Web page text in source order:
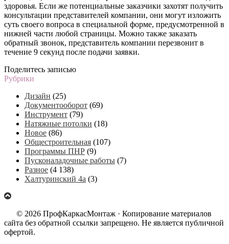
здоровья. Если же потенциальные заказчики захотят получить
консультации представителей компании, они могут изложить
суть своего вопроса в специальной форме, предусмотренной в
нижней части любой страницы. Можно также заказать
обратный звонок, представитель компании перезвонит в
течение 9 секунд после подачи заявки.
Поделитесь записью
Рубрики
Дизайн (25)
Документооборот (69)
Инструмент (79)
Натяжные потолки (18)
Новое (86)
Общестроительная (107)
Программы ПНР (9)
Пусконаладочные работы (7)
Разное (4 138)
Халтуринский 4а (3)
© 2026 ПрофКаркасМонтаж · Копирование материалов
сайта без обратной ссылки запрещено. Не является публичной
офертой.